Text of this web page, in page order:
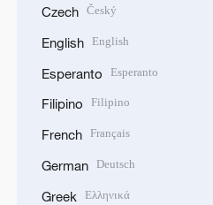
Czech Český
English English
Esperanto Esperanto
Filipino Filipino
French Français
German Deutsch
Greek Ελληνικά